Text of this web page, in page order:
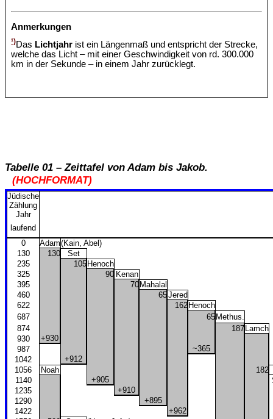
Anmerkungen
¹)Das Lichtjahr ist ein Längenmaß und entspricht der Strecke,
welche das Licht – mit einer Geschwindigkeit von rd. 300.000
km in der Sekunde – in einem Jahr zurücklegt.
Tabelle 01 – Zeittafel von Adam bis Jakob.
(HOCHFORMAT)
Jüdische
Zählung
Jahr
laufend
0
Adam(Kain, Abel)
130
130
Set
235
105 Henoch
325
90 Kenan
395
70 Mahalal
460
65 Jered
622
162 Henoch
687
65 Methus.
874
187 Lamch
930
+930
987
~365
1042
+912
1056
Noah 182
1140
+905
1235
+910
1290
+895
1422
+962